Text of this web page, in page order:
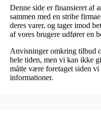
Denne side er finansieret af
sammen med en stribe
deres varer, og tager imod
af vores brugere udfører en
Anvisninger omkring tilbud
hele tiden, men vi kan ikke
måtte være foretaget siden vi
informationer.